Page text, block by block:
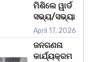
ମିଶିଲେ ୱାର୍ଡ
ସଭ୍ୟ/ସଭ୍ୟା
April 17, 2026
ଜନଗଣନା
କାର୍ଯ୍ୟକ୍ରମ